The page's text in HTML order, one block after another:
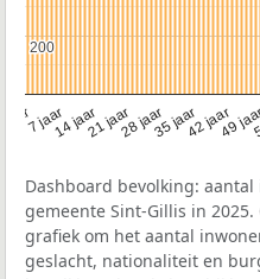
7 jaar14 jaar21 jaar28 jaar35 jaar42 jaar
49
200
200
Dashboard bevolking:
gemeente Sint-Gillis in
grafiek om het aantal
geslacht, nationaliteit en